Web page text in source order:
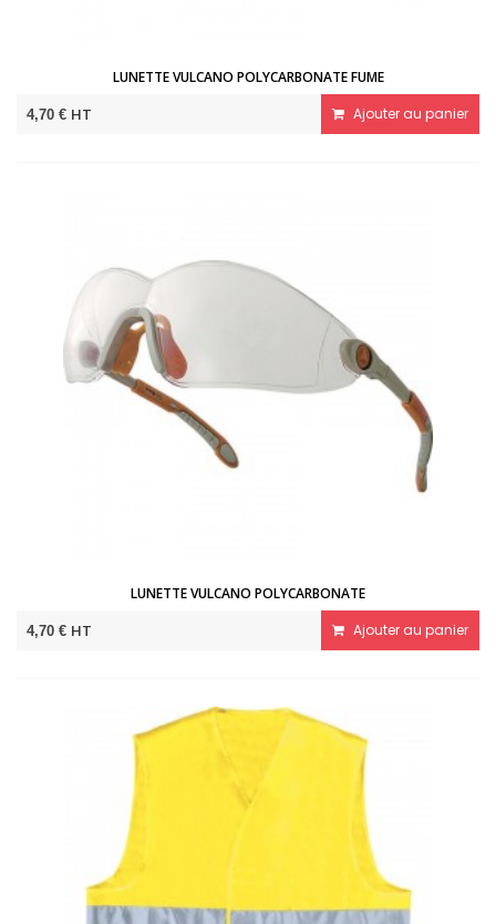
LUNETTE VULCANO POLYCARBONATE FUME
4,70 € HT Ajouter au panier
LUNETTE VULCANO POLYCARBONATE
4,70 € HT Ajouter au panier